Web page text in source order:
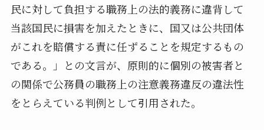
民に対して負担する職務上の法的義務に違背して
当該国民に損害を加えたときに、国又は公共団体
がこれを賠償する責に任ずることを規定するもの
である。」との文言が、原則的に個別の被害者と
の関係で公務員の職務上の注意義務違反の違法性
をとらえている判例として引用された。